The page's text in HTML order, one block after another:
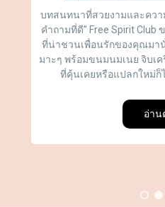
บทสนทนาที่สวยงามและคว
คำถามที่ดี” Free Spirit
ที่น่าชวนเพื่อนรักของคุณมานั่
มาะๆ พร้อมขนมนมเนย จิบเ
ที่คุ้นเคยหรือแปลกใหม่ก็
อ่าน